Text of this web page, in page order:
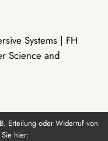
Systems | FH
Science and
Erteilung oder Widerruf von
hier: